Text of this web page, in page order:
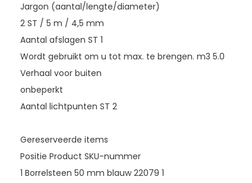
Jargon (aantal/lengte/diameter)
2 ST / 5 m / 4,5 mm
Aantal afslagen ST 1
Wordt gebruikt om u tot max. te brengen. m3 5.0
Verhaal voor buiten
onbeperkt
Aantal lichtpunten ST 2
Gereserveerde items
Positie Product SKU-nummer
1 Borrelsteen 50 mm blauw 22079 1